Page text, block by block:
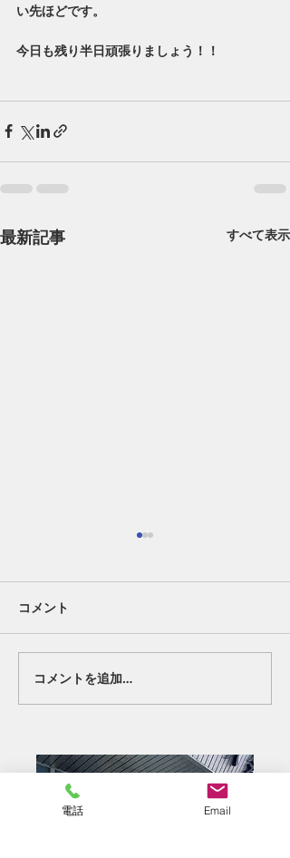
い先ほどです。
今日も残り半日頑張りましょう！！
最新記事 すべて表示
好転反応②。
コメント
コメントを追加…
電話 Email